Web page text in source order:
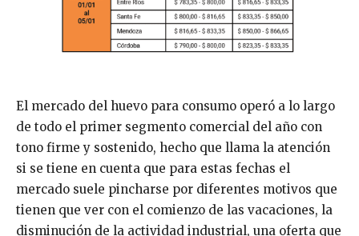
El mercado del huevo para consumo operó a lo largo
de todo el primer segmento comercial del año con
tono firme y sostenido, hecho que llama la atención
si se tiene en cuenta que para estas fechas el
mercado suele pincharse por diferentes motivos que
tienen que ver con el comienzo de las vacaciones, la
disminución de la actividad industrial, una oferta que